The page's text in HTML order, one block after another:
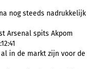
nog steeds nadrukkelijk
Arsenal spits Akpom
in de markt zijn voor de